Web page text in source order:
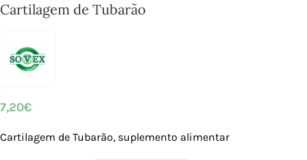
Cartilagem de Tubarão
7,20€
Cartilagem de Tubarão, suplemento alimentar